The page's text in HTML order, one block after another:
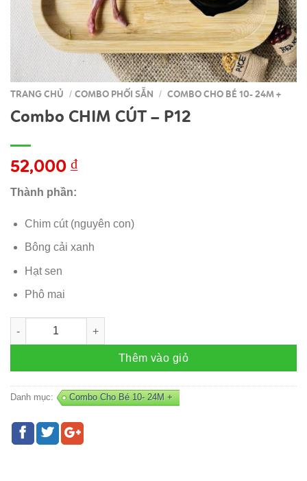
TRANG CHỦ / COMBO PHỐI SẴN / COMBO CHO BÉ 10- 24M +
Combo CHIM CÚT – P12
52,000 ₫
Thành phần:
Chim cút (nguyên con)
Bông cải xanh
Hạt sen
Phô mai
Combo CHIM CÚT - P12 số lượng
Thêm vào giỏ
Danh mục: Combo Cho Bé 10- 24M +